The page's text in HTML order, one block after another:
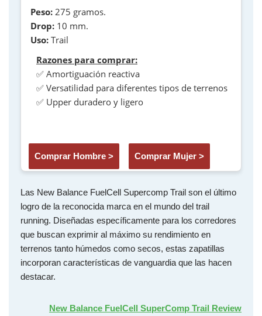
Peso: 275 gramos.
Drop: 10 mm.
Uso: Trail
Razones para comprar:
✅ Amortiguación reactiva
✅ Versatilidad para diferentes tipos de terrenos
✅ Upper duradero y ligero
Comprar Hombre > Comprar Mujer >
Las New Balance FuelCell Supercomp Trail son el último
logro de la reconocida marca en el mundo del trail
running. Diseñadas específicamente para los corredores
que buscan exprimir al máximo su rendimiento en
terrenos tanto húmedos como secos, estas zapatillas
incorporan características de vanguardia que las hacen
destacar.
New Balance FuelCell SuperComp Trail Review